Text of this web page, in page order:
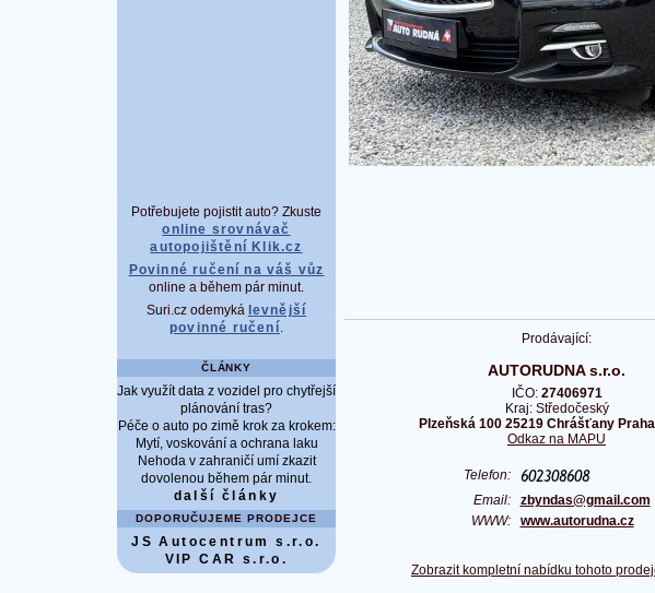
Potřebujete pojistit auto? Zkuste
online srovnávač
autopojištění Klik.cz
Povinné ručení na váš vůz
online a během pár minut.
Suri.cz odemyká levnější
povinné ručení.
ČLÁNKY
Jak využít data z vozidel pro chytřejší
plánování tras?
Péče o auto po zimě krok za krokem:
Mytí, voskování a ochrana laku
Nehoda v zahraničí umí zkazit
dovolenou během pár minut.
další články
DOPORUČUJEME PRODEJCE
JS Autocentrum s.r.o.
VIP CAR s.r.o.
Prodávající:
AUTORUDNA s.r.o.
IČO: 27406971
Kraj: Středočeský
Plzeňská 100 25219 Chrášťany
Odkaz na MAPU
Telefon:
Email: zbyndas@gmail.com
WWW: www.autorudna.cz
Zobrazit kompletní nabídku tohoto